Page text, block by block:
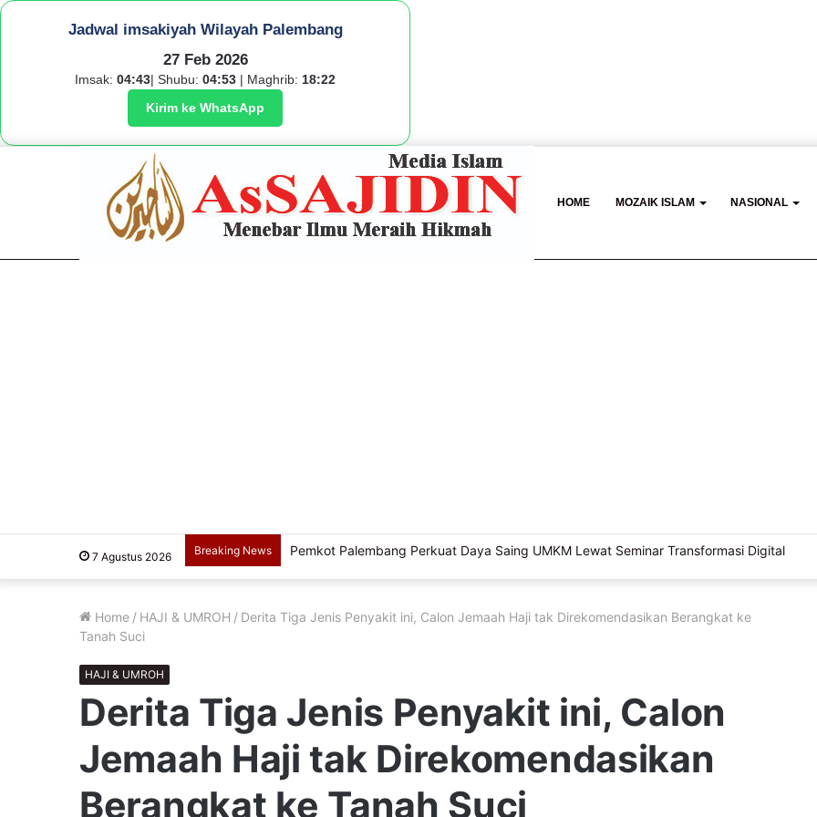
Jadwal imsakiyah Wilayah Palembang
27 Feb 2026
Imsak: 04:43| Shubu: 04:53 | Maghrib: 18:22
Kirim ke WhatsApp
HOME MOZAIK ISLAM NASIONAL
7 Agustus 2026 Breaking News Usung Filosofi Kapal Sriwijaya, Masjid Al Fathul Akbar Siap Tampil Lebih Ikonik
Home / HAJI & UMROH / Derita Tiga Jenis Penyakit ini, Calon Jemaah Haji tak Direkomendasikan Berangkat ke
Tanah Suci
HAJI & UMROH
Derita Tiga Jenis Penyakit ini, Calon
Jemaah Haji tak Direkomendasikan
Berangkat ke Tanah Suci